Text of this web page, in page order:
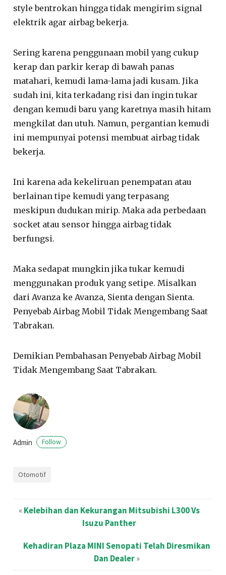
style bentrokan hingga tidak mengirim signal
elektrik agar airbag bekerja.
Sering karena penggunaan mobil yang cukup
kerap dan parkir kerap di bawah panas
matahari, kemudi lama-lama jadi kusam. Jika
sudah ini, kita terkadang risi dan ingin tukar
dengan kemudi baru yang karetnya masih hitam
mengkilat dan utuh. Namun, pergantian kemudi
ini mempunyai potensi membuat airbag tidak
bekerja.
Ini karena ada kekeliruan penempatan atau
berlainan tipe kemudi yang terpasang
meskipun dudukan mirip. Maka ada perbedaan
socket atau sensor hingga airbag tidak
berfungsi.
Maka sedapat mungkin jika tukar kemudi
menggunakan produk yang setipe. Misalkan
dari Avanza ke Avanza, Sienta dengan Sienta.
Penyebab Airbag Mobil Tidak Mengembang Saat
Tabrakan.
Demikian Pembahasan Penyebab Airbag Mobil
Tidak Mengembang Saat Tabrakan.
Admin Follow
Otomotif
«Kelebihan dan Kekurangan Mitsubishi L300 Vs
Isuzu Panther
Kehadiran Plaza MINI Senopati Telah Diresmikan
Dan Dealer»